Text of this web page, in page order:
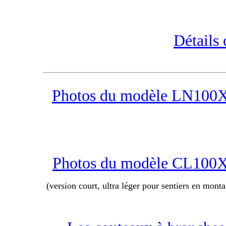
Détails
Photos du modèle
Photos du modèle
(version court, ultra léger pour sentiers en